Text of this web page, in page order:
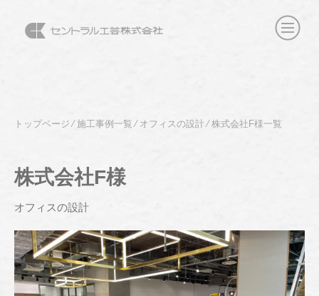
トップページ⁄施工事例一覧⁄ オフィスの設計⁄株式会社F様一覧
株式会社F様
オフィスの設計